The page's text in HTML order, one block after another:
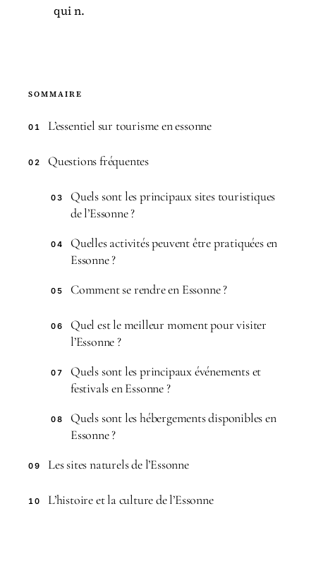
qui n.
SOMMAIRE
01 L’essentiel sur tourisme en essonne
02 Questions fréquentes
03
Quels sont les principaux sites touristiques
de l’Essonne ?
04
Quelles activités peuvent être pratiquées en
Essonne ?
05 Comment se rendre en Essonne ?
06
Quel est le meilleur moment pour visiter
l’Essonne ?
07
Quels sont les principaux événements et
festivals en Essonne ?
08
Quels sont les hébergements disponibles en
Essonne ?
09 Les sites naturels de l’Essonne
10 L’histoire et la culture de l’Essonne